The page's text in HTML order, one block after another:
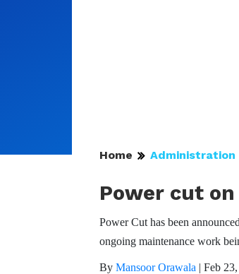
Home Administration
Power cut
Power Cut has been
ongoing maintenance work
By Mansoor Orawala | Feb